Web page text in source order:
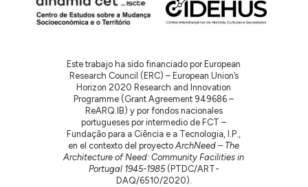
Este trabajo ha sido financiado por European
Research Council (ERC) – European Union’s
Horizon 2020 Research and Innovation
Programme (Grant Agreement 949686 –
ReARQ.IB) y por fondos nacionales
portugueses por intermedio de FCT –
Fundação para a Ciência e a Tecnologia, I.P.,
en el contexto del proyectoArchNeed – The
Architecture of Need: Community Facilities in
Portugal 1945-1985(PTDC/ART-
DAQ/6510/2020).